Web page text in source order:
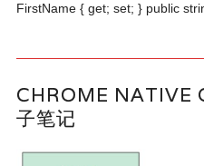
FirstName { get; set; } public
CHROME NATIVE
子笔记